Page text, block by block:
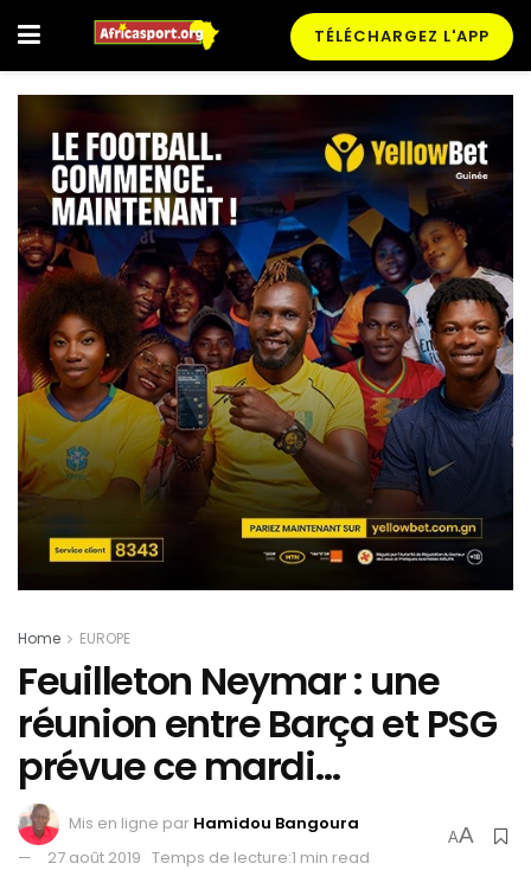
TÉLÉCHARGEZ L'APP
Home EUROPE
Feuilleton Neymar : une
réunion entre Barça et PSG
prévue ce mardi…
Mis en ligne par Hamidou Bangoura
27 août 2019 Temps de lecture:1 min read
AA